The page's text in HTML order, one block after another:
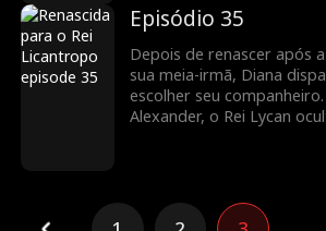
reescrever o próprio
tarde demais.
Episódio 35
Depois de renascer após
sua meia-irmã, Diana
escolher seu
Alexander, o Rei Lycan
tarde demais.